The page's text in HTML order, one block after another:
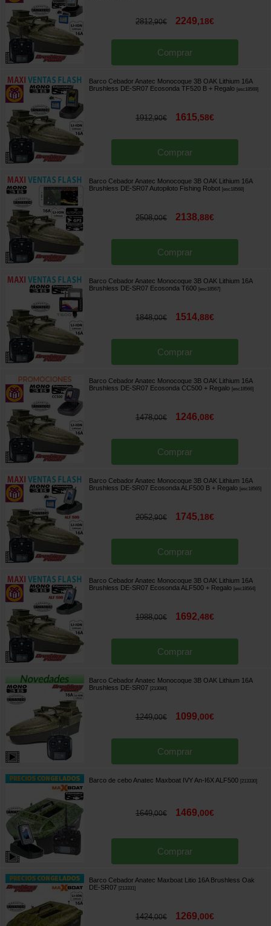
2812,90€ 2249,18€
Comprar
Barco Cebador Anatec Monocoque 3B OAK Lithium 16A
Brushless DE-SR07 Ecosonda TF520 B + Regalo [esc18569]
1912,90€ 1615,58€
Comprar
Barco Cebador Anatec Monocoque 3B OAK Lithium 16A
Brushless DE-SR07 Autopiloto Fishing Robot [esc18568]
2508,00€ 2138,88€
Comprar
Barco Cebador Anatec Monocoque 3B OAK Lithium 16A
Brushless DE-SR07 Ecosonda T600 [esc18567]
1848,00€ 1514,88€
Comprar
Barco Cebador Anatec Monocoque 3B OAK Lithium 16A
Brushless DE-SR07 Ecosonda CC500 + Regalo [esc18566]
1478,00€ 1246,08€
Comprar
Barco Cebador Anatec Monocoque 3B OAK Lithium 16A
Brushless DE-SR07 Ecosonda ALF500 B + Regalo [esc18565]
2052,90€ 1745,18€
Comprar
Barco Cebador Anatec Monocoque 3B OAK Lithium 16A
Brushless DE-SR07 Ecosonda ALF500 + Regalo [esc18564]
1988,00€ 1692,48€
Comprar
Barco Cebador Anatec Monocoque 3B OAK Lithium 16A
Brushless DE-SR07 [213080]
1249,00€ 1099,00€
Comprar
Barco de cebo Anatec Maxboat IVY An-I6X ALF500 [213330]
1649,00€ 1469,00€
Comprar
Barco Cebador Anatec Maxboat Litio 16A Brushless Oak
DE-SR07 [213331]
1424,00€ 1269,00€